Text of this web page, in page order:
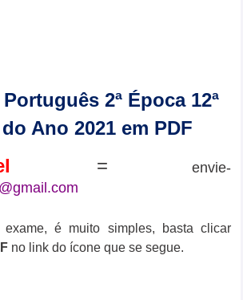
2ª Época 12ª
Ano 2021 em PDF
=
envie-
exame, é muito simples, basta clicar
no link do ícone que se segue.